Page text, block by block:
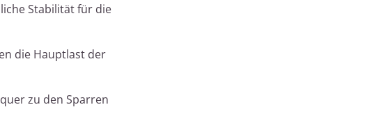
Stabilität für die
die Hauptlast der
zu den Sparren